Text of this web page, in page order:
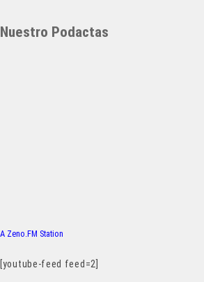
Nuestro Podactas
A Zeno.FM Station
[youtube-feed feed=2]